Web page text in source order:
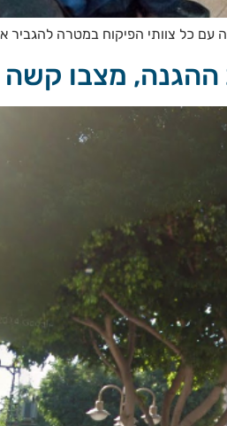
כל צוותי הפיקוח במטרה להגביר